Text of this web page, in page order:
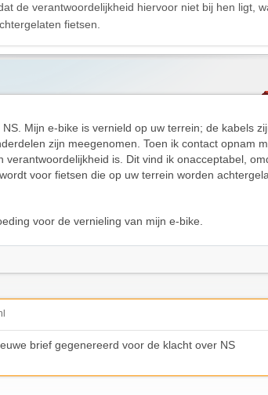
de verantwoordelijkheid hiervoor niet bij hen ligt,
fietsen.
Mijn e-bike is vernield op uw terrein; de kabels
zijn meegenomen. Toen ik contact opnam
verantwoordelijkheid is. Dit vind ik onacceptabel,
voor fietsen die op uw terrein worden
voor de vernieling van mijn e-bike.
brief gegenereerd voor de klacht over NS